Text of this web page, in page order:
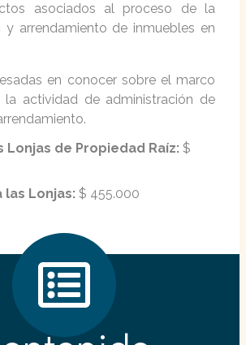
asociados al proceso de la
y arrendamiento de inmuebles en
en conocer sobre el marco
la actividad de administración de
Lonjas de Propiedad Raíz: $
las Lonjas: $ 455.000